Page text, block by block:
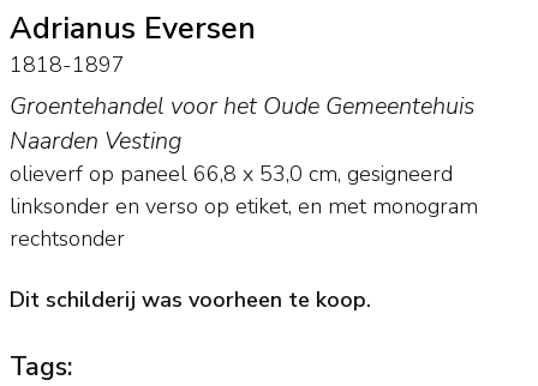
Adrianus Eversen
1818-1897
Groentehandel voor het Oude Gemeentehuis
Naarden Vesting
olieverf op paneel 66,8 x 53,0 cm, gesigneerd
linksonder en verso op etiket, en met monogram
rechtsonder
Dit schilderij was voorheen te koop.
Tags: